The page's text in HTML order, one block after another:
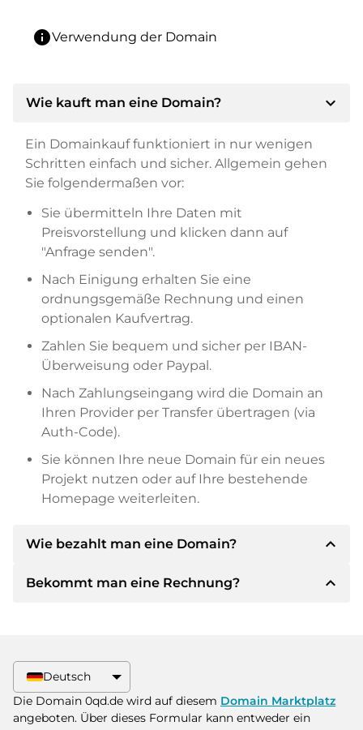
infoVerwendung der Domain
Wie kauft man eine Domain? expand_more
Ein Domainkauf funktioniert in nur wenigen
Schritten einfach und sicher. Allgemein gehen
Sie folgendermaßen vor:
Sie übermitteln Ihre Daten mit
Preisvorstellung und klicken dann auf
"Anfrage senden".
Nach Einigung erhalten Sie eine
ordnungsgemäße Rechnung und einen
optionalen Kaufvertrag.
Zahlen Sie bequem und sicher per IBAN-
Überweisung oder Paypal.
Nach Zahlungseingang wird die Domain an
Ihren Provider per Transfer übertragen (via
Auth-Code).
Sie können Ihre neue Domain für ein neues
Projekt nutzen oder auf Ihre bestehende
Homepage weiterleiten.
Wie bezahlt man eine Domain? expand_less
Nach einer Einigung wird der Inhaber Ihnen die
Zahlungsmethoden anbieten.
Bitte geben Sie bei der Überweisung immer
den Domainnamen und die
Bekommt man eine Rechnung? expand_less
größeren Kaufpreisen bekommen Sie auf
Wunsch auch einen zusätzlichen Kaufvertrag.
Deutsch
Die Domain 0qd.de wird auf diesem Domain Marktplatz
angeboten. Über dieses Formular kann entweder ein